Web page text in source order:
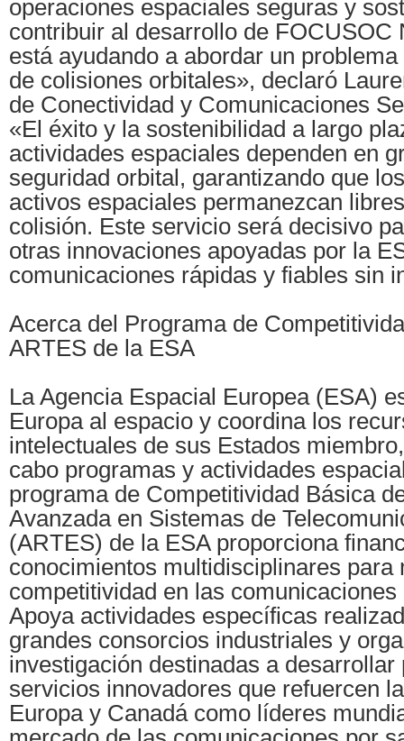
operaciones espaciales seguras y
contribuir al desarrollo de FOCUSOC
está ayudando a abordar un
de colisiones orbitales», declaró
de Conectividad y Comunicaciones
«El éxito y la sostenibilidad a largo
actividades espaciales dependen en
seguridad orbital, garantizando que
activos espaciales permanezcan
colisión. Este servicio será decisivo
otras innovaciones apoyadas por la
comunicaciones rápidas y fiables sin
Acerca del Programa de
ARTES de la ESA
La Agencia Espacial Europea (ESA)
Europa al espacio y coordina los
intelectuales de sus Estados
cabo programas y actividades
programa de Competitividad Básica
Avanzada en Sistemas de
(ARTES) de la ESA proporciona
conocimientos multidisciplinares para
competitividad en las comunicaciones
Apoya actividades específicas
grandes consorcios industriales y
investigación destinadas a desarrollar
servicios innovadores que refuercen
Europa y Canadá como líderes